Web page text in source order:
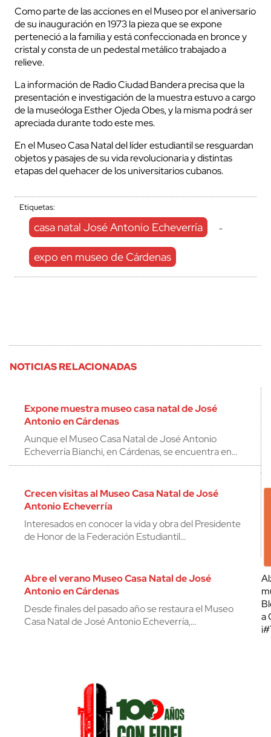
Como parte de las acciones en el Museo por el aniversario
de su inauguración en 1973 la pieza que se expone
perteneció a la familia y está confeccionada en bronce y
cristal y consta de un pedestal metálico trabajado a
relieve.
La información de Radio Ciudad Bandera precisa que la
presentación e investigación de la muestra estuvo a cargo
de la museóloga Esther Ojeda Obes, y la misma podrá ser
apreciada durante todo este mes.
En el Museo Casa Natal del líder estudiantil se resguardan
objetos y pasajes de su vida revolucionaria y distintas
etapas del quehacer de los universitarios cubanos.
Etiquetas:
casa natal José Antonio Echeverría -
expo en museo de Cárdenas
NOTICIAS RELACIONADAS
Expone muestra museo casa natal de José
Antonio en Cárdenas
Aunque el Museo Casa Natal de José Antonio
Echeverría Bianchi, en Cárdenas, se encuentra en…
Crecen visitas al Museo Casa Natal de José
Antonio Echeverría
Interesados en conocer la vida y obra del Presidente
de Honor de la Federación Estudiantil…
Abre el verano Museo Casa Natal de José
Antonio en Cárdenas
Desde finales del pasado año se restaura el Museo
Casa Natal de José Antonio Echeverría,…
a